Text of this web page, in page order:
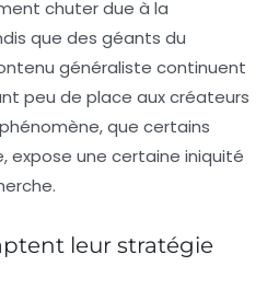
chuter due à la
que des géants du
généraliste continuent
peu de place aux créateurs
que certains
, expose une certaine iniquité
leur stratégie